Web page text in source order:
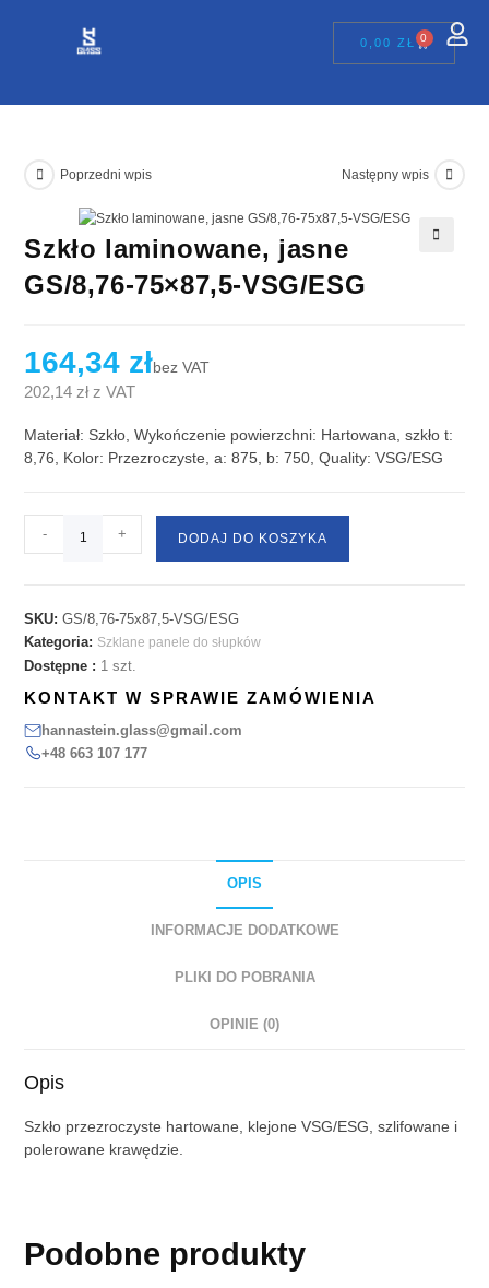
0,00 ZŁ 0
Poprzedni wpis Następny wpis
Szkło laminowane, jasne
GS/8,76-75×87,5-VSG/ESG
164,34 złbez VAT
202,14 złz VAT
Materiał: Szkło, Wykończenie powierzchni: Hartowana, szkło t:
8,76, Kolor: Przezroczyste, a: 875, b: 750, Quality: VSG/ESG
- + DODAJ DO KOSZYKA
SKU:GS/8,76-75x87,5-VSG/ESG
Kategoria: Szklane panele do słupków
Dostępne : 1 szt.
KONTAKT W SPRAWIE ZAMÓWIENIA
hannastein.glass@gmail.com
+48 663 107 177
OPIS
INFORMACJE DODATKOWE
PLIKI DO POBRANIA
OPINIE (0)
Opis
Szkło przezroczyste hartowane, klejone VSG/ESG, szlifowane i
polerowane krawędzie.
Podobne produkty